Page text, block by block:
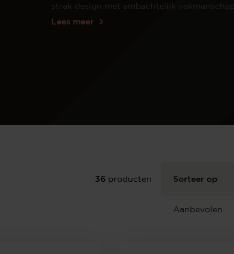
Wijnpalen
strak design met ambachtelijk vakmanschap.
Lees meer
36 producten Sorteer op
Aanbevolen